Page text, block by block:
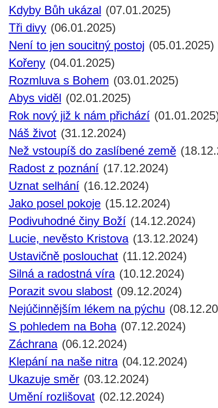
Kdyby Bůh ukázal (07.01.2025)
Tři divy (06.01.2025)
Není to jen soucitný postoj (05.01.2025)
Kořeny (04.01.2025)
Rozmluva s Bohem (03.01.2025)
Abys viděl (02.01.2025)
Rok nový již k nám přichází
Náš život (31.12.2024)
Než vstoupíš do zaslíbené země
Radost z poznání (17.12.2024)
Uznat selhání (16.12.2024)
Jako posel pokoje (15.12.2024)
Podivuhodné činy Boží (14.12.2024)
Lucie, nevěsto Kristova (13.12.2024)
Ustavičně poslouchat (11.12.2024)
Silná a radostná víra (10.12.2024)
Porazit svou slabost (09.12.2024)
Nejúčinnějším lékem na pýchu
S pohledem na Boha (07.12.2024)
Záchrana (06.12.2024)
Klepání na naše nitra (04.12.2024)
Ukazuje směr (03.12.2024)
Umění rozlišovat (02.12.2024)